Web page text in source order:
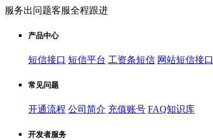
服务出问题客服全程跟进
产品中心
短信接口 短信平台 工资条短信 网站短信接口
常见问题
开通流程 公司简介 充值账号 FAQ知识库
开发者服务